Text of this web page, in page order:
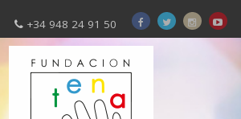
+34 948 24 91 50